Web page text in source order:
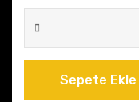
Sepete Ekle